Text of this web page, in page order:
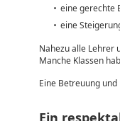
eine gerechte
eine
Nahezu alle Lehrer
Manche Klassen
Eine Betreuung
Ein